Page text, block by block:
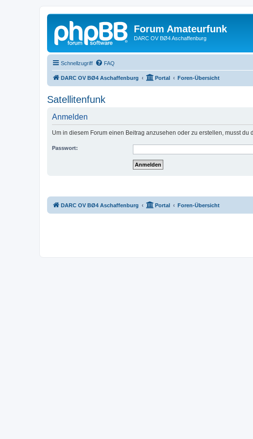
Forum Amateurfunk
DARC OV BØ4 Aschaffenburg
Schnellzugriff FAQ
DARC OV BØ4 Aschaffenburg Portal Foren-Übersicht
Satellitenfunk
Anmelden
Um in diesem Forum einen Beitrag anzusehen oder zu erstellen, musst du
Passwort:
DARC OV BØ4 Aschaffenburg Portal Foren-Übersicht